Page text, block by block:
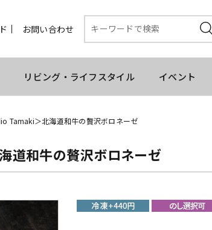
お問い合わせ
リビング・ライフスタイル イベント
Tamaki＞北海道和牛の贅沢ボロネーゼ
和牛の贅沢ボロネーゼ